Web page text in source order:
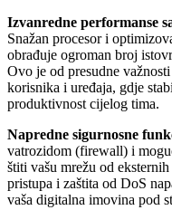
Izvanredne performanse
Snažan procesor i
obrađuje ogroman broj
Ovo je od presudne
korisnika i uređaja, gdje
produktivnost cijelog tima.
Napredne sigurnosne
vatrozidom (firewall) i
štiti vašu mrežu od
pristupa i zaštita od DoS
vaša digitalna imovina pod